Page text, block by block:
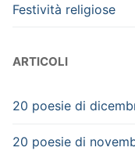
Festività religiose
ARTICOLI
20 poesie di
20 poesie di